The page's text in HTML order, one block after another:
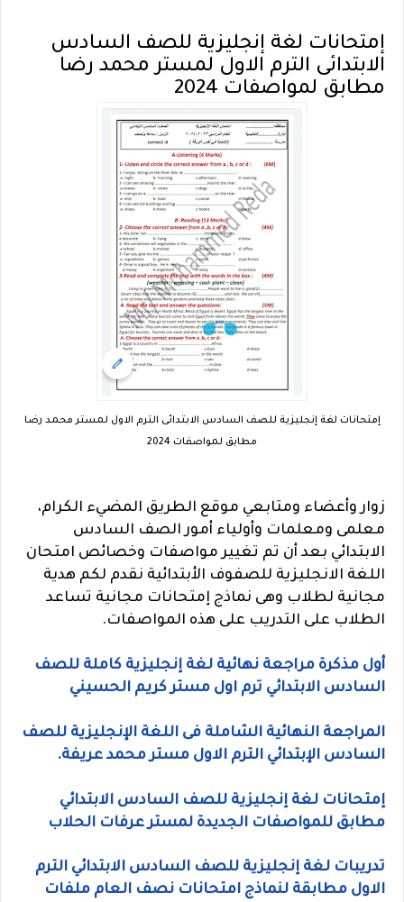
إمتحانات لغة إنجليزية للصف السادس
الابتدائى الترم الاول لمستر محمد رضا
مطابق لمواصفات 2024
إمتحانات لغة إنجليزية للصف السادس الابتدائى الترم الاول لمستر محمد رضا
مطابق لمواصفات 2024
زوار وأعضاء ومتابعي موقع الطريق المضيء الكرام،
معلمى ومعلمات وأولياء أمور الصف السادس
الابتدائي بعد أن تم تغيير مواصفات وخصائص امتحان
اللغة الانجليزية للصفوف الأبتدائية نقدم لكم هدية
مجانية لطلاب وهى نماذج إمتحانات مجانية تساعد
الطلاب على التدريب على هذه المواصفات.
أول مذكرة مراجعة نهائية لغة إنجليزية كاملة للصف
السادس الابتدائي ترم اول مستر كريم الحسيني
المراجعة النهائية الشاملة فى اللغة الإنجليزية للصف
السادس الإبتدائي الترم الاول مستر محمد عريفة.
إمتحانات لغة إنجليزية للصف السادس الابتدائي
مطابق للمواصفات الجديدة لمستر عرفات الحلاب
تدريبات لغة إنجليزية للصف السادس الابتدائي الترم
الاول مطابقة لنماذج امتحانات نصف العام ملفات